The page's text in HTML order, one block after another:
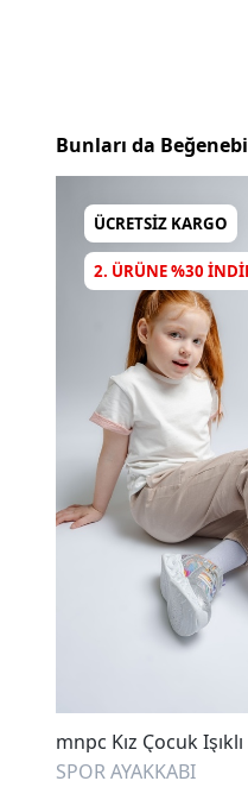
Bunları da
ÜCRETSIZ KARGO
2. ÜRÜNE %30
mnpc Kız Çocuk
SPOR AYAKKABI